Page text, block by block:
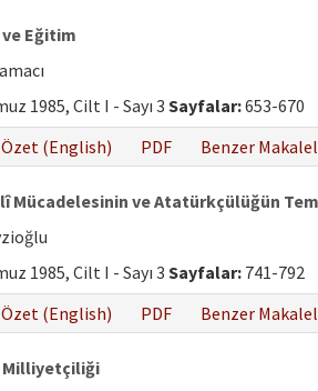
Eğitim
1985, Cilt I - Sayı 3 Sayfalar:653-670
Özet (English) PDF Benzer
Mücadelesinin ve Atatürkçülüğün
1985, Cilt I - Sayı 3 Sayfalar: 741-792
Özet (English) PDF Benzer